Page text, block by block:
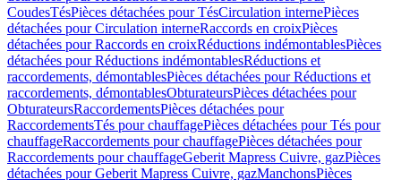
CoudesTésPièces détachées pour TésCirculation internePièces
détachées pour Circulation interneRaccords en croixPièces
détachées pour Raccords en croixRéductions indémontablesPièces
détachées pour Réductions indémontablesRéductions et
raccordements, démontablesPièces détachées pour Réductions et
raccordements, démontablesObturateursPièces détachées pour
ObturateursRaccordementsPièces détachées pour
RaccordementsTés pour chauffagePièces détachées pour Tés pour
chauffageRaccordements pour chauffagePièces détachées pour
Raccordements pour chauffageGeberit Mapress Cuivre, gazPièces
détachées pour Geberit Mapress Cuivre, gazManchonsPièces